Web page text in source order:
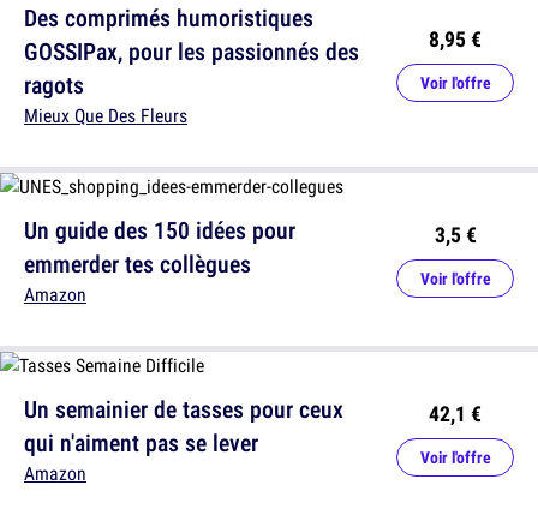
Un guide des 150 idées pour
emmerder tes collègues
Amazon
3,5 €
Voir l'offre
Des comprimés humoristiques
GOSSIPax, pour les passionnés des
ragots
Mieux Que Des Fleurs
8,95 €
Voir l'offre
Un semainier de tasses pour ceux
qui n'aiment pas se lever
Amazon
42,1 €
Voir l'offre